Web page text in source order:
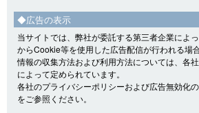
◆広告の表示
当サイトでは、弊社が委託する第三者企業によ
からCookie等を使用した広告配信が行われる場合
情報の収集方法および利用方法については、各
によって定められています。
各社のプライバシーポリシーおよび広告無効化
をご参照ください。